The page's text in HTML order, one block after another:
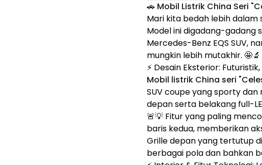
🚗 Mobil Listrik China Seri
Mari kita bedah lebih dalam
Model ini digadang-gadang
Mercedes-Benz EQS SUV,
mungkin lebih mutakhir. 🤩🔬
⚡ Desain Eksterior:
Mobil listrik China seri
SUV coupe yang sporty
depan serta belakang full-
🚨💡 Fitur yang paling
baris kedua, memberikan
Grille depan yang tertutup
berbagai pola dan bahkan